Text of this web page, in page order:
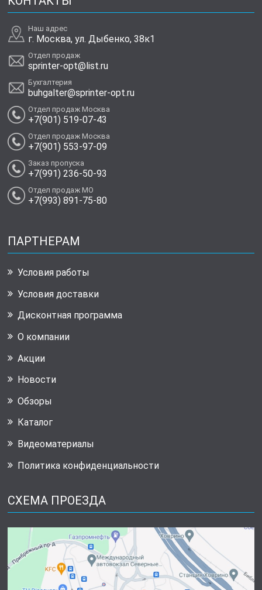
Наш адрес
г. Москва, ул. Дыбенко, 38к1
Отдел продаж
sprinter-opt@list.ru
Бухгалтерия
buhgalter@sprinter-opt.ru
Отдел продаж Москва
+7(901) 519-07-43
Отдел продаж Москва
+7(901) 553-97-09
Заказ пропуска
+7(991) 236-50-93
Отдел продаж МО
+7(993) 891-75-80
ПАРТНЕРАМ
Условия работы
Условия доставки
Дисконтная программа
О компании
Акции
Новости
Обзоры
Каталог
Видеоматериалы
Политика конфиденциальности
СХЕМА ПРОЕЗДА